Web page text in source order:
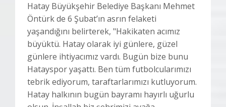
Hatay Büyükşehir Belediye Başkanı Mehmet
Öntürk de 6 Şubat’ın asrın felaketi
yaşandığını belirterek, "Hakikaten acımız
büyüktü. Hatay olarak iyi günlere, güzel
günlere ihtiyacımız vardı. Bugün bize bunu
Hatayspor yaşattı. Ben tüm futbolcularımızı
tebrik ediyorum, taraftarlarımızı kutluyorum.
Hatay halkının bugün bayramı hayırlı uğurlu